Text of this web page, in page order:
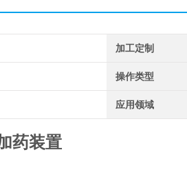
加工定制
操作类型
应用领域
药装置